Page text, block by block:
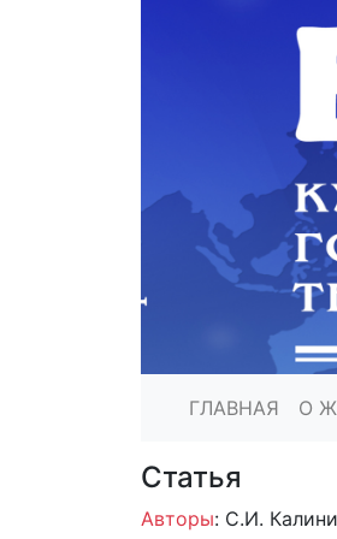
ГЛАВНАЯ О
Статья
Авторы: С.И.